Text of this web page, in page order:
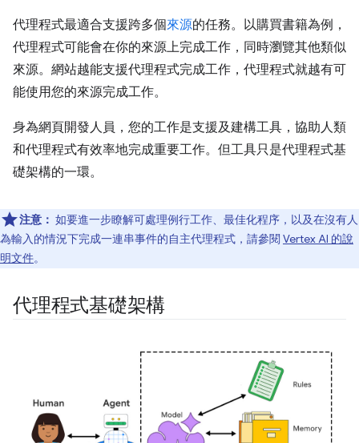
代理程式最適合支援跨多個來源的任務。以購買書籍為例，
代理程式可能會在你的來源上完成工作，同時瀏覽其他類似
來源。網站越能支援代理程式完成工作，代理程式就越有可
能使用您的來源完成工作。
身為網頁開發人員，您的工作是支援及建構工具，協助人類
和代理程式有效率地完成重要工作。但工具只是代理程式基
礎架構的一環。
注意： 如要進一步瞭解可處理例行工作、最佳化程序，以及在沒有人
為輸入的情況下完成一連串事件的自主代理程式，請參閱 Vertex AI 的說
明文件。
代理程式基礎架構